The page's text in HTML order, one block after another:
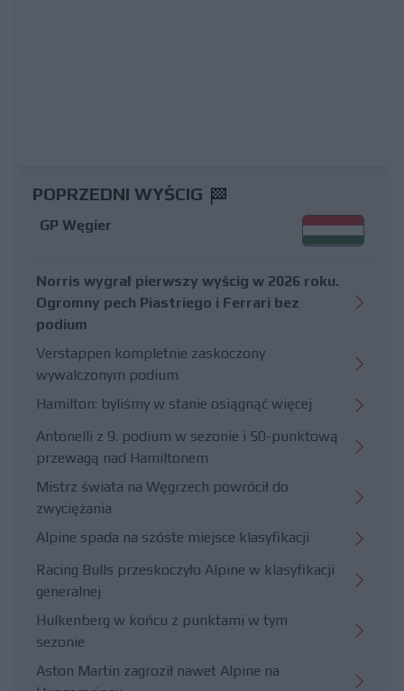
POPRZEDNI WYŚCIG
GP Węgier
Norris wygrał pierwszy wyścig w 2026 roku.
Ogromny pech Piastriego i Ferrari bez
podium
Verstappen kompletnie zaskoczony
wywalczonym podium
Hamilton: byliśmy w stanie osiągnąć więcej
Antonelli z 9. podium w sezonie i 50-punktową
przewagą nad Hamiltonem
Mistrz świata na Węgrzech powrócił do
zwyciężania
Alpine spada na szóste miejsce klasyfikacji
Racing Bulls przeskoczyło Alpine w klasyfikacji
generalnej
Hulkenberg w końcu z punktami w tym
sezonie
Aston Martin zagroził nawet Alpine na